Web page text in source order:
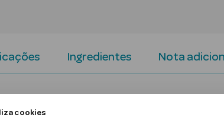
cookies
Ingredientes Nota
na forma de 5-